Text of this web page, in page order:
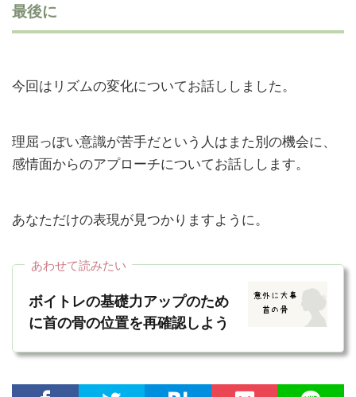
最後に
今回はリズムの変化についてお話ししました。
理屈っぽい意識が苦手だという人はまた別の機会に、
感情面からのアプローチについてお話しします。
あなただけの表現が見つかりますように。
あわせて読みたい
ボイトレの基礎力アップのため
に首の骨の位置を再確認しよう